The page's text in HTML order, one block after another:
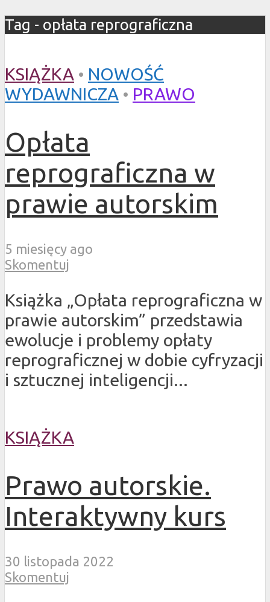
Tag - opłata reprograficzna
KSIĄŻKA • NOWOŚĆ
WYDAWNICZA • PRAWO
Opłata
reprograficzna w
prawie autorskim
5 miesięcy ago
Skomentuj
Książka „Opłata reprograficzna w
prawie autorskim” przedstawia
ewolucje i problemy opłaty
reprograficznej w dobie cyfryzacji
i sztucznej inteligencji...
KSIĄŻKA
Prawo autorskie.
Interaktywny kurs
30 listopada 2022
Skomentuj